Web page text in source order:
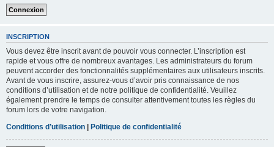
INSCRIPTION
Vous devez être inscrit avant de pouvoir vous connecter. L’inscription est
rapide et vous offre de nombreux avantages. Les administrateurs du forum
peuvent accorder des fonctionnalités supplémentaires aux utilisateurs inscrits.
Avant de vous inscrire, assurez-vous d’avoir pris connaissance de nos
conditions d’utilisation et de notre politique de confidentialité. Veuillez
également prendre le temps de consulter attentivement toutes les règles du
forum lors de votre navigation.
Conditions d’utilisation | Politique de confidentialité